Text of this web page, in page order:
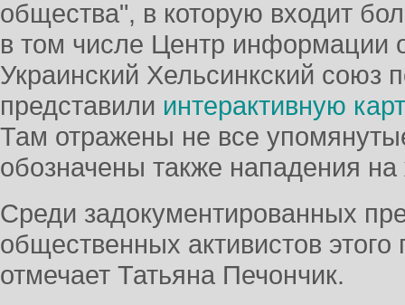
общества", в которую входит
в том числе Центр информации
Украинский Хельсинкский союз
представили интерактивную
Там отражены не все
обозначены также нападения
Среди задокументированных
общественных активистов этого
отмечает Татьяна Печончик.